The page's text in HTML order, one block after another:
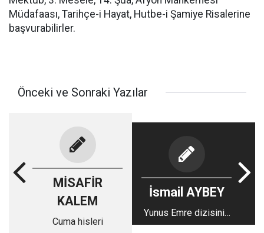
Müdafaası, Tarihçe-i Hayat, Hutbe-i Şamiye Risalerine
başvurabilirler.
Önceki ve Sonraki Yazılar
MİSAFİR
KALEM
Cuma hisleri
İsmail AYBEY
Yunus Emre dizisinin
yeni bölümünde